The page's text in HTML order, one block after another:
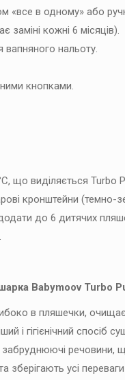
«все в одному» або
заміні кожні 6 місяців).
нальоту.
кнопками.
що виділяється Turbo
кронштейни (темно-
до 6 дитячих
в пляшечки,
і гігієнічний спосіб
забруднюючі речовини,
усі